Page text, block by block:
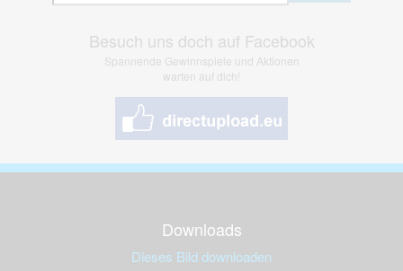
Besuch uns doch auf Facebook
Spannende Gewinnspiele und Aktionen
warten auf dich!
Downloads
Dieses Bild downloaden